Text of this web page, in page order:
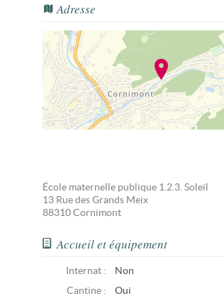
Adresse
École maternelle publique 1.2.3. Soleil
13 Rue des Grands Meix
88310 Cornimont
Accueil et équipement
Internat :
Non
Cantine :
Oui